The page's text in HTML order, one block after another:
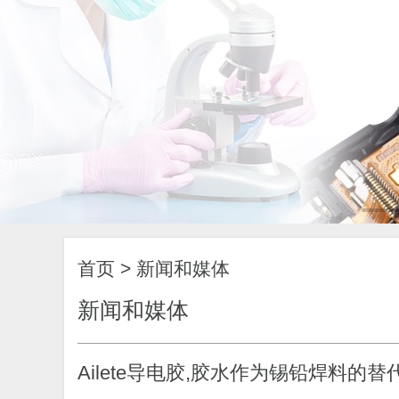
首页 > 新闻和媒体
新闻和媒体
Ailete导电胶,胶水作为锡铅焊料的替